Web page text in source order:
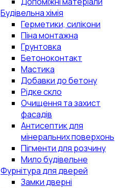
Будівельна хімія
Герметики, силікони
Піна монтажна
Грунтовка
Бетоноконтакт
Мастика
Добавки до бетону
Рідке скло
Очищення та захист
фасадів
Антисептик для
мінеральних поверхонь
Пігменти для розчину
Мило будівельне
Фурнітура для дверей
Замки дверні